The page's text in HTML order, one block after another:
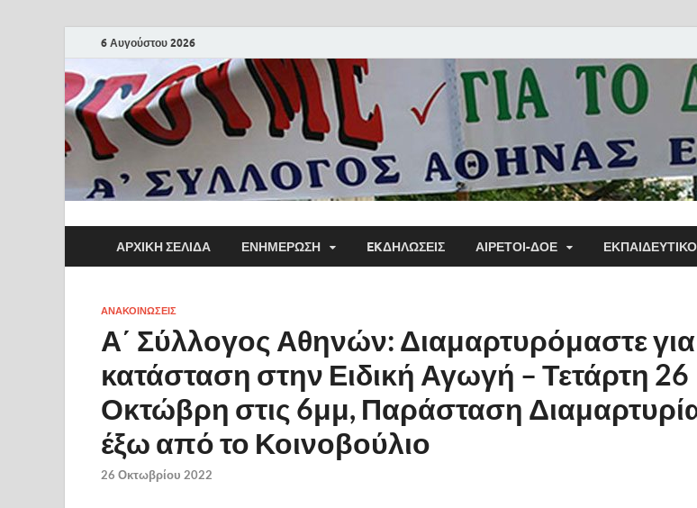
6 Αυγούστου 2026
ΑΡΧΙΚΗ ΣΕΛΙΔΑ ΕΝΗΜΕΡΩΣΗ EKΔΗΛΩΣΕΙΣ ΑΙΡΕΤΟΙ-ΔΟΕ
ΑΝΑΚΟΙΝΩΣΕΙΣ
Α΄ Σύλλογος Αθηνών: Διαμαρτυρόμαστε
κατάσταση στην Ειδική Αγωγή – Τετάρτη 26
Οκτώβρη στις 6μμ, Παράσταση
έξω από το Κοινοβούλιο
26 Οκτωβρίου 2022